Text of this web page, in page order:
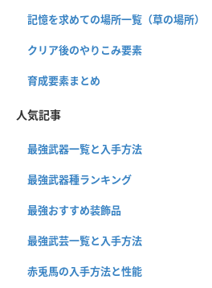
記憶を求めての場所一覧（草の場所）
クリア後のやりこみ要素
育成要素まとめ
人気記事
最強武器一覧と入手方法
最強武器種ランキング
最強おすすめ装飾品
最強武芸一覧と入手方法
赤兎馬の入手方法と性能